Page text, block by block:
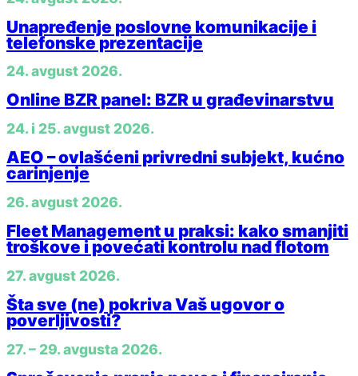
Unapređenje poslovne komunikacije i
telefonske prezentacije
24. avgust 2026.
Online BZR panel: BZR u građevinarstvu
24. i 25. avgust 2026.
AEO – ovlašćeni privredni subjekt, kućno
carinjenje
26. avgust 2026.
Fleet Management u praksi: kako smanjiti
troškove i povećati kontrolu nad flotom
27. avgust 2026.
Šta sve (ne) pokriva Vaš ugovor o
poverljivosti?
27. – 29. avgusta 2026.